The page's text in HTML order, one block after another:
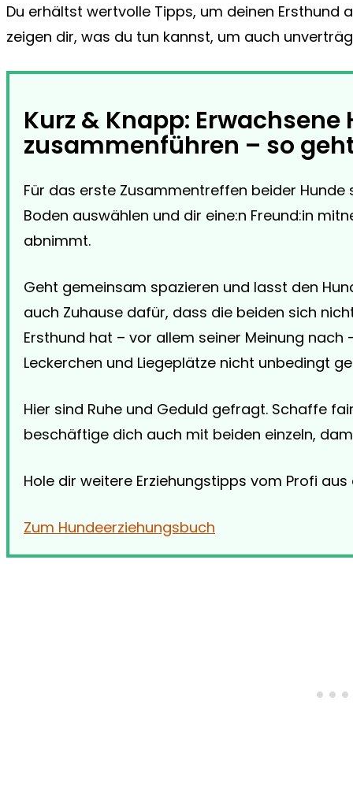
Du erhältst wertvolle Tipps, um deinen Ersthund
zeigen dir, was du tun kannst, um auch
Kurz & Knapp:
zusammenführen – so
Für das erste Zusammentreffen beider
Boden auswählen und dir eine:n Freund:in
abnimmt.
Geht gemeinsam spazieren und lasst den
auch Zuhause dafür, dass die beiden sich
Ersthund hat – vor allem seiner Meinung
Leckerchen und Liegeplätze nicht unbedingt
Hier sind Ruhe und Geduld gefragt. Schaffe
beschäftige dich auch mit beiden einzeln,
Hole dir weitere Erziehungstipps vom Profi
Zum Hundeerziehungsbuch